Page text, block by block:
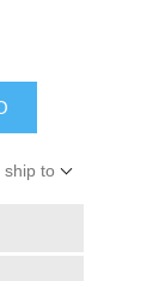
ship to